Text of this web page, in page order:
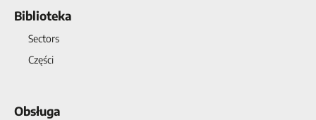
Biblioteka
Sectors
Części
Obsługa